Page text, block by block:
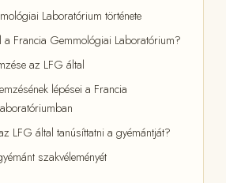
Laboratórium története
a Francia Gemmológiai Laboratórium?
az LFG által
lépései a Francia
LFG által tanúsíttatni a gyémántját?
szakvéleményét